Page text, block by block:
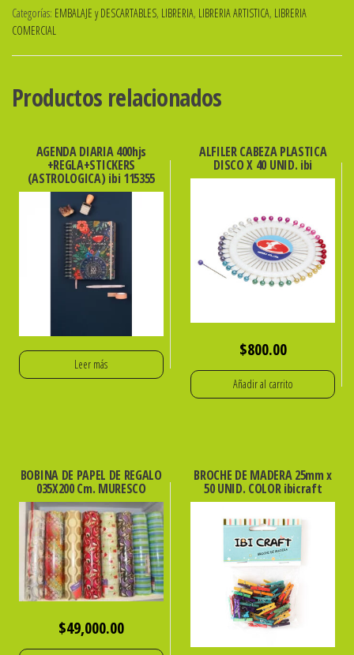
IBICRAFT
cantidad
Categorías: EMBALAJE y DESCARTABLES, LIBRERIA, LIBRERIA ARTISTICA, LIBRERIA
COMERCIAL
Productos relacionados
AGENDA DIARIA 400hjs
+REGLA+STICKERS
(ASTROLOGICA) ibi 115355
Leer más
ALFILER CABEZA PLASTICA
DISCO X 40 UNID. ibi
$800.00
Añadir al carrito
BOBINA DE PAPEL DE REGALO
035X200 Cm. MURESCO
$49,000.00
BROCHE DE MADERA 25mm x
50 UNID. COLOR ibicraft